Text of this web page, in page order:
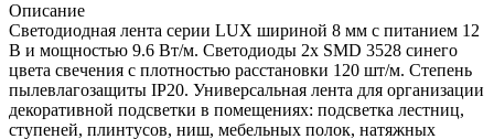
Описание
Светодиодная лента серии LUX шириной 8 мм с питанием 12
В и мощностью 9.6 Вт/м. Светодиоды 2x SMD 3528 синего
цвета свечения с плотностью расстановки 120 шт/м. Степень
пылевлагозащиты IP20. Универсальная лента для организации
декоративной подсветки в помещениях: подсветка лестниц,
ступеней, плинтусов, ниш, мебельных полок, натяжных